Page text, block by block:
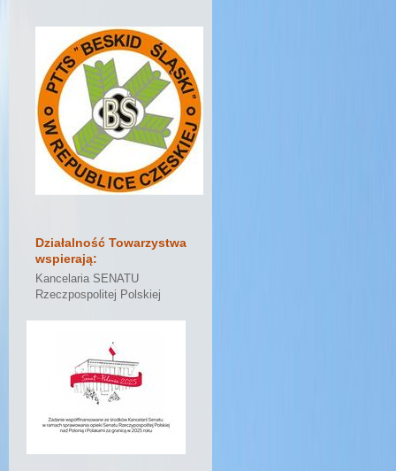
Działalność Towarzystwa
wspierają:
Kancelaria SENATU
Rzeczpospolitej Polskiej